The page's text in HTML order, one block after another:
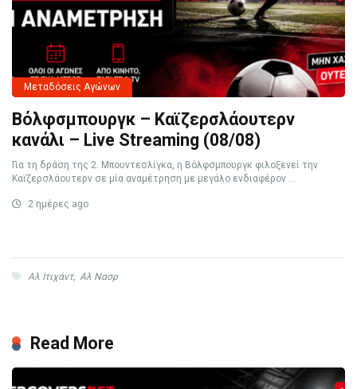
Μεταδόσεις Αγώνων
Βόλφσμπουργκ – Καϊζερσλάουτερν
κανάλι – Live Streaming (08/08)
Για τη δράση της 2. Μπουντεσλίγκα, η Βόλφσμπουργκ φιλοξενεί την
Καϊζερσλάουτερν σε μία αναμέτρηση με μεγάλο ενδιαφέρον ...
2 ημέρες ago
Αλ Ιτιχάντ, Αλ Νασρ
Read More